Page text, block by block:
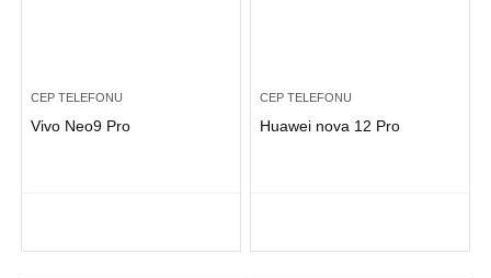
CEP TELEFONU
Vivo Neo9 Pro
CEP TELEFONU
Huawei nova 12 Pro